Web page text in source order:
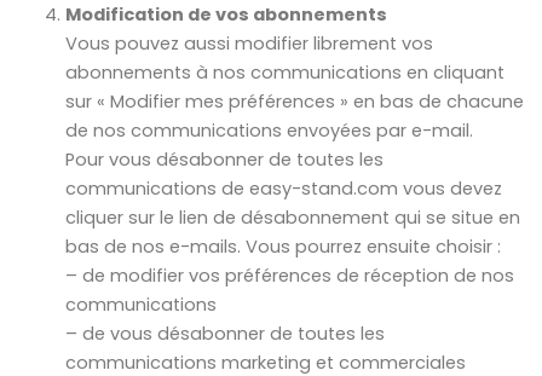
Modification de vos abonnements
Vous pouvez aussi modifier librement vos
abonnements à nos communications en cliquant
sur « Modifier mes préférences » en bas de chacune
de nos communications envoyées par e-mail.
Pour vous désabonner de toutes les
communications de easy-stand.com vous devez
cliquer sur le lien de désabonnement qui se situe en
bas de nos e-mails. Vous pourrez ensuite choisir :
– de modifier vos préférences de réception de nos
communications
– de vous désabonner de toutes les
communications marketing et commerciales